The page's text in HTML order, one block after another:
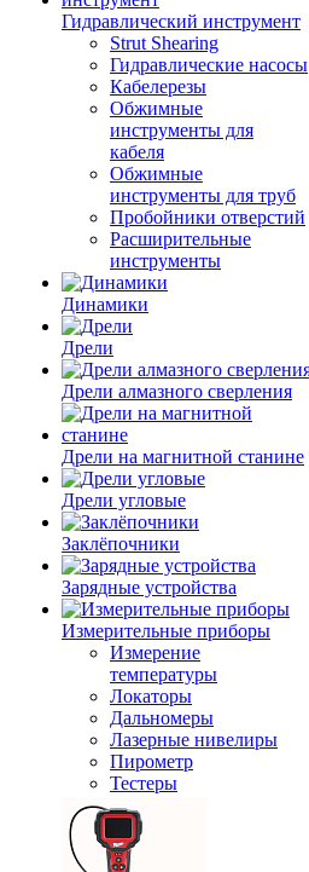
Гидравлический инструмент
Strut Shearing
Гидравлические насосы
Кабелерезы
Обжимные
инструменты для
кабеля
Обжимные
инструменты для труб
Пробойники отверстий
Расширительные
инструменты
Динамики
Дрели
Дрели алмазного сверления
Дрели на магнитной станине
Дрели угловые
Заклёпочники
Зарядные устройства
Измерительные приборы
Измерение
температуры
Локаторы
Дальномеры
Лазерные нивелиры
Пирометр
Тестеры